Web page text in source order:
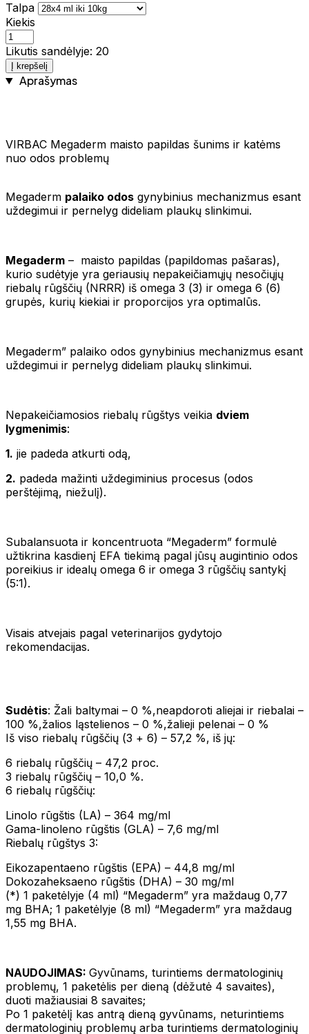
Talpa
Kiekis
Likutis sandėlyje: 20
Į krepšelį
Aprašymas
VIRBAC Megaderm maisto papildas šunims ir katėms
nuo odos problemų
Megaderm palaiko odos gynybinius mechanizmus esant
uždegimui ir pernelyg dideliam plaukų slinkimui.
Megaderm – maisto papildas (papildomas pašaras),
kurio sudėtyje yra geriausių nepakeičiamųjų nesočiųjų
riebalų rūgščių (NRRR) iš omega 3 (Ѡ3) ir omega 6 (Ѡ6)
grupės, kurių kiekiai ir proporcijos yra optimalūs.
Megaderm” palaiko odos gynybinius mechanizmus esant
uždegimui ir pernelyg dideliam plaukų slinkimui.
Nepakeičiamosios riebalų rūgštys veikia dviem
lygmenimis:
1. jie padeda atkurti odą,
2. padeda mažinti uždegiminius procesus (odos
perštėjimą, niežulį).
Subalansuota ir koncentruota “Megaderm” formulė
užtikrina kasdienį EFA tiekimą pagal jūsų augintinio odos
poreikius ir idealų omega 6 ir omega 3 rūgščių santykį
(5:1).
Visais atvejais pagal veterinarijos gydytojo
rekomendacijas.
Sudėtis: Žali baltymai – 0 %,neapdoroti aliejai ir riebalai –
100 %,žalios ląstelienos – 0 %,žalieji pelenai – 0 %
Iš viso riebalų rūgščių (Ѡ3 + Ѡ6) – 57,2 %, iš jų:
Ѡ6 riebalų rūgščių – 47,2 proc.
Ѡ3 riebalų rūgščių – 10,0 %.
Ѡ6 riebalų rūgščių:
Linolo rūgštis (LA) – 364 mg/ml
Gama-linoleno rūgštis (GLA) – 7,6 mg/ml
Riebalų rūgštys Ѡ3:
Eikozapentaeno rūgštis (EPA) – 44,8 mg/ml
Dokozaheksaeno rūgštis (DHA) – 30 mg/ml
(*) 1 paketėlyje (4 ml) “Megaderm” yra maždaug 0,77
mg BHA; 1 paketėlyje (8 ml) “Megaderm” yra maždaug
1,55 mg BHA.
NAUDOJIMAS: Gyvūnams, turintiems dermatologinių
problemų, 1 paketėlis per dieną (dėžutė 4 savaites),
duoti mažiausiai 8 savaites;
Po 1 paketėlį kas antrą dieną gyvūnams, neturintiems
dermatologinių problemų arba turintiems dermatologinių